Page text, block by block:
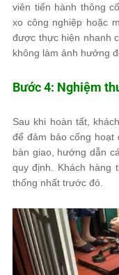
viên tiến hành thông
xo công nghiệp hoặc
được thực hiện nhanh
không làm ảnh hưởng
Bước 4: Nghiệm
Sau khi hoàn tất,
để đảm bảo cống hoạt
bàn giao, hướng dẫn
quy định. Khách hàng
thống nhất trước đó.